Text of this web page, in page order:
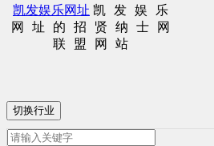
凯发娱乐网址 凯发娱乐
网址的招贤纳士网
联盟网站
切换行业